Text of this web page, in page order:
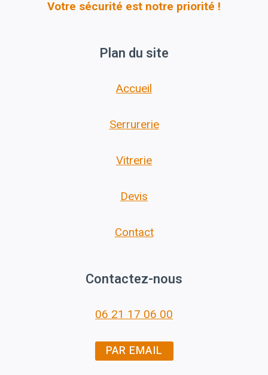
Votre sécurité est notre priorité !
Plan du site
Accueil
Serrurerie
Vitrerie
Devis
Contact
Contactez-nous
06 21 17 06 00
PAR EMAIL